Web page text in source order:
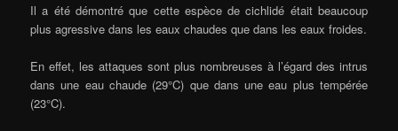
Il a été démontré que cette espèce de cichlidé était beaucoup
plus agressive dans les eaux chaudes que dans les eaux froides.
En effet, les attaques sont plus nombreuses à l’égard des intrus
dans une eau chaude (29°C) que dans une eau plus tempérée
(23°C).